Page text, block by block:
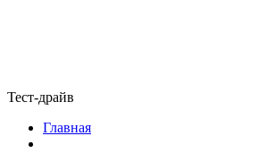
Тест-драйв
Главная